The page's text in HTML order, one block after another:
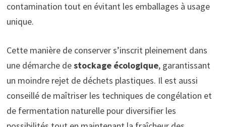
contamination tout en évitant les emballages à usage
unique.
Cette manière de conserver s’inscrit pleinement dans
une démarche destockage écologique, garantissant
un moindre rejet de déchets plastiques. Il est aussi
conseillé de maîtriser les techniques de congélation et
de fermentation naturelle pour diversifier les